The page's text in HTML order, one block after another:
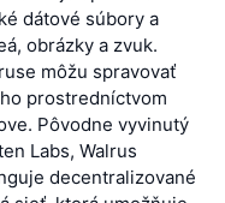
dátové súbory a
obrázky a zvuk.
môžu spravovať
prostredníctvom
Pôvodne vyvinutý
Labs, Walrus
decentralizované